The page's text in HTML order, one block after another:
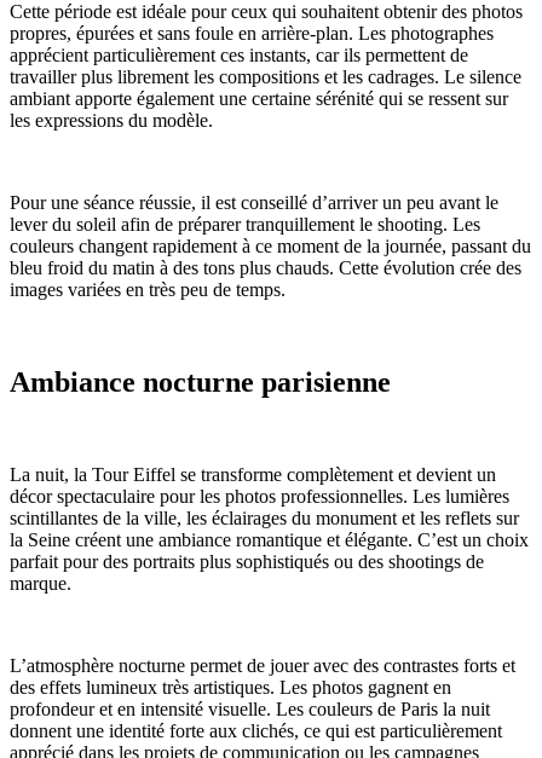
Cette période est idéale pour ceux qui souhaitent obtenir des photos
propres, épurées et sans foule en arrière-plan. Les photographes
apprécient particulièrement ces instants, car ils permettent de
travailler plus librement les compositions et les cadrages. Le silence
ambiant apporte également une certaine sérénité qui se ressent sur
les expressions du modèle.
Pour une séance réussie, il est conseillé d’arriver un peu avant le
lever du soleil afin de préparer tranquillement le shooting. Les
couleurs changent rapidement à ce moment de la journée, passant du
bleu froid du matin à des tons plus chauds. Cette évolution crée des
images variées en très peu de temps.
Ambiance nocturne parisienne
La nuit, la Tour Eiffel se transforme complètement et devient un
décor spectaculaire pour les photos professionnelles. Les lumières
scintillantes de la ville, les éclairages du monument et les reflets sur
la Seine créent une ambiance romantique et élégante. C’est un choix
parfait pour des portraits plus sophistiqués ou des shootings de
marque.
L’atmosphère nocturne permet de jouer avec des contrastes forts et
des effets lumineux très artistiques. Les photos gagnent en
profondeur et en intensité visuelle. Les couleurs de Paris la nuit
donnent une identité forte aux clichés, ce qui est particulièrement
apprécié dans les projets de communication ou les campagnes